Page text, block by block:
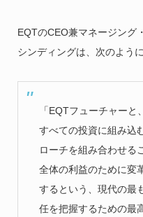
EQTのCEO兼マネージング
シンディングは、次のよう
「EQTフューチャー
すべての投資に組み込
ローチを組み合わせる
全体の利益のために変
するという、現代の最
任を把握するための最